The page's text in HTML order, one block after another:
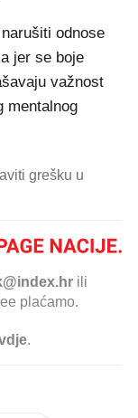
odnose
jer se boje
važnost
mentalnog
grešku u
ili
plaćamo.
.